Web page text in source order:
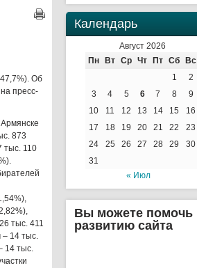
Об
пресс-
873
тыс. 110
тыс. 411
– 14 тыс.
14 тыс.
Календарь
Август 2026
Пн
Вт Ср Чт Пт Сб
Вс
1
2
3
4 5 6 7 8
9
10
11 12 13 14 15
16
17
18 19 20 21 22
23
24
25 26 27 28 29
30
31
« Июл
Вы можете помочь
развитию сайта